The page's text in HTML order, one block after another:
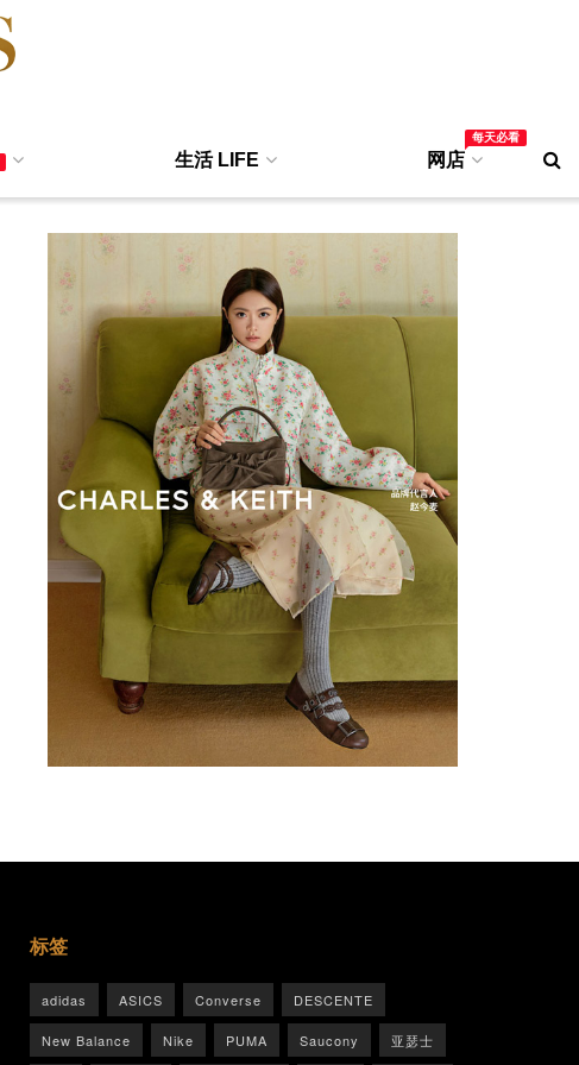
生活 LIFE 网店
每天必看
标签
adidas ASICS Converse DESCENTE
New Balance Nike PUMA Saucony 亚瑟士